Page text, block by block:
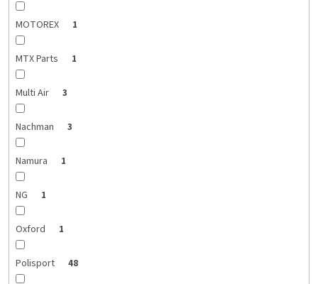
MOTOREX 1
MTX Parts 1
Multi Air 3
Nachman 3
Namura 1
NG 1
Oxford 1
Polisport 48